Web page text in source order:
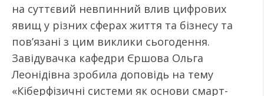
на суттєвий невпинний влив цифрових
явищ у різних сферах життя та бізнесу та
пов’язані з цим виклики сьогодення.
Завідувачка кафедри Єршова Ольга
Леонідівна зробила доповідь на тему
«Кіберфізичні системи як основи смарт-